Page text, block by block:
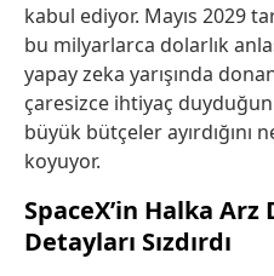
kabul ediyor. Mayıs 2029
bu milyarlarca dolarlık
yapay zeka yarışında
çaresizce ihtiyaç
büyük bütçeler ayırdığını
koyuyor.
SpaceX’in Halka Arz
Detayları Sızdırdı